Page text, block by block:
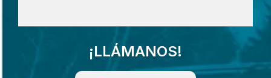
¡LLÁMANOS!